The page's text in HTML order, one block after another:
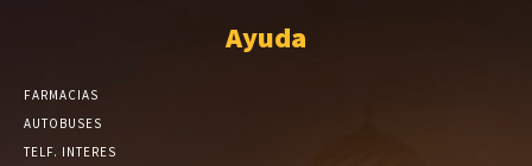
Ayuda
FARMACIAS
AUTOBUSES
TELF. INTERES